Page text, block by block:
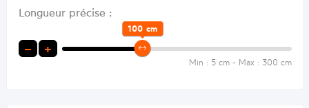
Longueur précise :
− +
100 cm
Min : 5 cm - Max : 300 cm